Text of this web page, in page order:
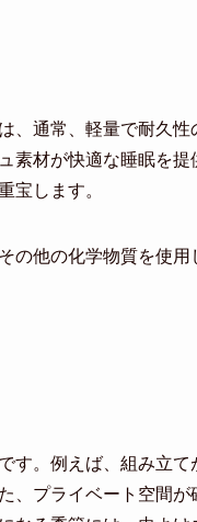
、通常、軽量で耐久性
素材が快適な睡眠を
宝します。
の他の化学物質を使用
す。例えば、組み立て
、プライベート空間